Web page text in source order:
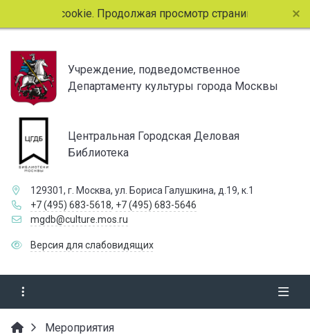
cookie. Продолжая просмотр страниц сайта, вы
Учреждение, подведомственное
Департаменту культуры города Москвы
Центральная Городская Деловая
Библиотека
129301, г. Москва, ул. Бориса Галушкина, д.19, к.1
+7 (495) 683-5618, +7 (495) 683-5646
mgdb@culture.mos.ru
Версия для слабовидящих
Мероприятия